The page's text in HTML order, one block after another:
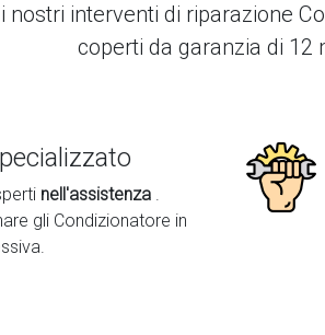
nostri interventi di riparazione
coperti da garanzia di 12
nell'assistenza .
gli Condizionatore in